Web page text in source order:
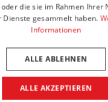
die sie im Rahmen Ihrer
Dienste gesammelt haben.
Informationen
ALLE AKZEPTIEREN
ALLE ABLEHNEN